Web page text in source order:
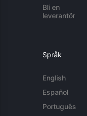
Bli en
leverantör
Språk
English
Español
Português